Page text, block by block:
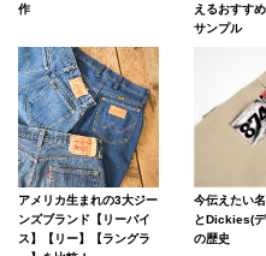
作
えるおすす
サンプル
アメリカ生まれの3大ジー
ンズブランド【リーバイ
ス】【リー】【ラングラ
今伝えたい
とDickies(
の歴史